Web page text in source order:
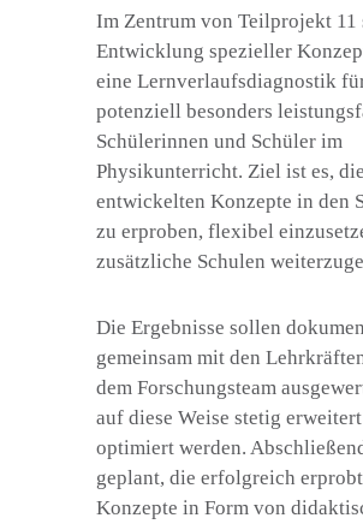
Im Zentrum von Teilprojekt 11
Entwicklung spezieller
eine Lernverlaufsdiagnostik
potenziell besonders
Schülerinnen und Schüler im
Physikunterricht. Ziel ist es, die
entwickelten Konzepte in den
zu erproben, flexibel
zusätzliche Schulen
Die Ergebnisse sollen
gemeinsam mit den
dem Forschungsteam
auf diese Weise stetig
optimiert werden.
geplant, die erfolgreich
Konzepte in Form von